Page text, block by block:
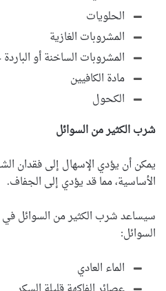
الحلويات
المشروبات الغازية
المشروبات الساخنة أو
مادة الكافيين
الكحول
شرب الكثير من السوائل
يمكن أن يؤدي الإسهال إلى فقدان
الأساسية، مما قد يؤدي إلى الجفاف.
سيساعد شرب الكثير من السوائل
السوائل:
الماء العادي